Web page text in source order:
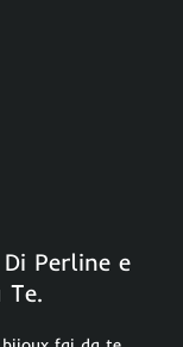
Perline e
Te.